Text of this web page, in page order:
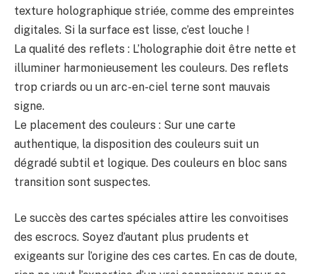
texture holographique striée, comme des empreintes
digitales. Si la surface est lisse, c’est louche !
La qualité des reflets : L’holographie doit être nette et
illuminer harmonieusement les couleurs. Des reflets
trop criards ou un arc-en-ciel terne sont mauvais
signe.
Le placement des couleurs : Sur une carte
authentique, la disposition des couleurs suit un
dégradé subtil et logique. Des couleurs en bloc sans
transition sont suspectes.
Le succès des cartes spéciales attire les convoitises
des escrocs. Soyez d’autant plus prudents et
exigeants sur l’origine des ces cartes. En cas de doute,